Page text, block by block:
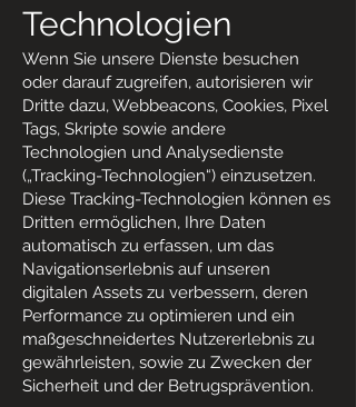
Technologien
Wenn Sie unsere Dienste besuchen
oder darauf zugreifen, autorisieren wir
Dritte dazu, Webbeacons, Cookies, Pixel
Tags, Skripte sowie andere
Technologien und Analysedienste
(„Tracking-Technologien“) einzusetzen.
Diese Tracking-Technologien können es
Dritten ermöglichen, Ihre Daten
automatisch zu erfassen, um das
Navigationserlebnis auf unseren
digitalen Assets zu verbessern, deren
Performance zu optimieren und ein
maßgeschneidertes Nutzererlebnis zu
gewährleisten, sowie zu Zwecken der
Sicherheit und der Betrugsprävention.